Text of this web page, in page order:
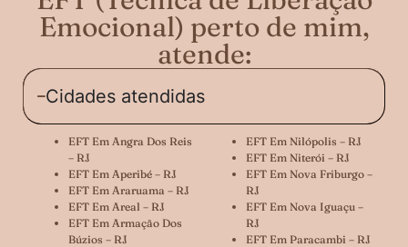
Emocional) perto de mim,
atende:
Cidades atendidas
EFT Em Angra Dos Reis
– RJ
EFT Em Aperibé – RJ
EFT Em Araruama – RJ
EFT Em Areal – RJ
EFT Em Armação Dos
Búzios – RJ
EFT Em Nilópolis – RJ
EFT Em Niterói – RJ
EFT Em Nova Friburgo –
RJ
EFT Em Nova Iguaçu –
RJ
EFT Em Paracambi – RJ